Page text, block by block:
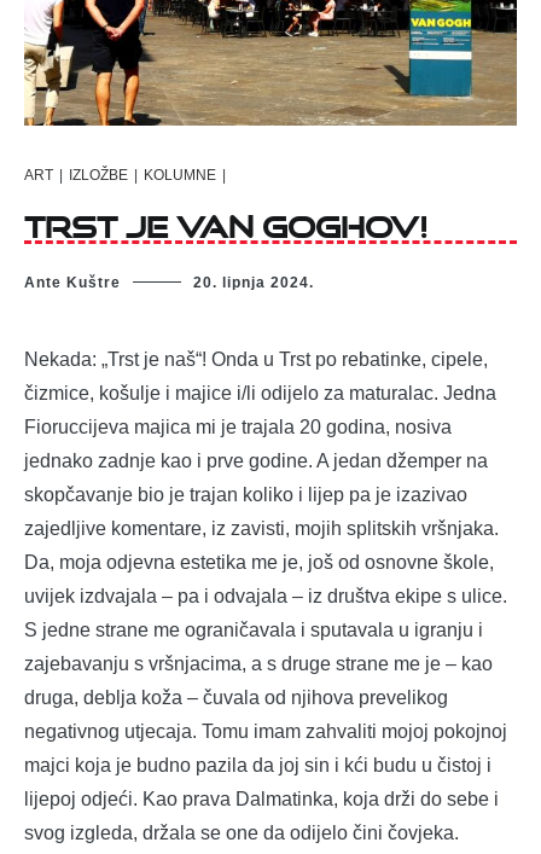
ART | IZLOŽBE | KOLUMNE |
TRST JE VAN GOGHOV!
Ante Kuštre 20. lipnja 2024.
Nekada: „Trst je naš“! Onda u Trst po rebatinke, cipele,
čizmice, košulje i majice i/li odijelo za maturalac. Jedna
Fioruccijeva majica mi je trajala 20 godina, nosiva
jednako zadnje kao i prve godine. A jedan džemper na
skopčavanje bio je trajan koliko i lijep pa je izazivao
zajedljive komentare, iz zavisti, mojih splitskih vršnjaka.
Da, moja odjevna estetika me je, još od osnovne škole,
uvijek izdvajala – pa i odvajala – iz društva ekipe s ulice.
S jedne strane me ograničavala i sputavala u igranju i
zajebavanju s vršnjacima, a s druge strane me je – kao
druga, deblja koža – čuvala od njihova prevelikog
negativnog utjecaja. Tomu imam zahvaliti mojoj pokojnoj
majci koja je budno pazila da joj sin i kći budu u čistoj i
lijepoj odjeći. Kao prava Dalmatinka, koja drži do sebe i
svog izgleda, držala se one da odijelo čini čovjeka.